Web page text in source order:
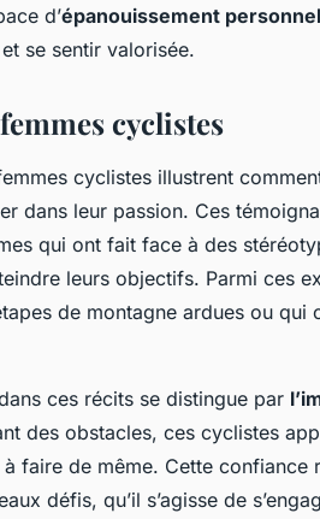
d’épanouissement
se sentir valorisée.
cyclistes
cyclistes illustrent
dans leur passion. Ces
qui ont fait face à des
leurs objectifs. Parmi ces
de montagne ardues ou qui
ces récits se distingue par
des obstacles, ces cyclistes
à faire de même. Cette
défis, qu’il s’agisse de